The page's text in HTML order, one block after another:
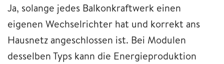
Ja, solange jedes Balkonkraftwerk einen
eigenen Wechselrichter hat und korrekt ans
Hausnetz angeschlossen ist. Bei Modulen
desselben Typs kann die Energieproduktion